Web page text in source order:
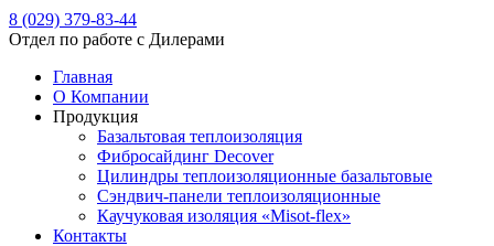
8 (029) 379-83-44
Отдел по работе с Дилерами
Главная
О Компании
Продукция
Базальтовая теплоизоляция
Фибросайдинг Decover
Цилиндры теплоизоляционные базальтовые
Cэндвич-панели теплоизоляционные
Каучуковая изоляция «Misot-flex»
Контакты